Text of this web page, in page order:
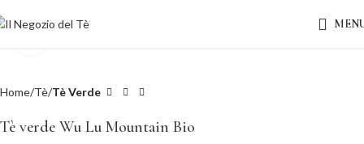
Home Tè Tè Verde
Tè verde Wu Lu Mountain Bio